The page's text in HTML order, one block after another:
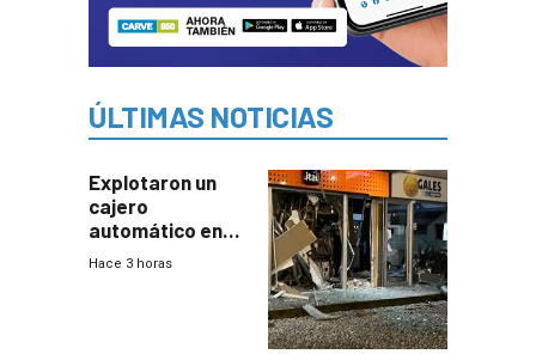
ÚLTIMAS NOTICIAS
Explotaron un
cajero
automático en
Parque Miramar;
Hace 3 horas